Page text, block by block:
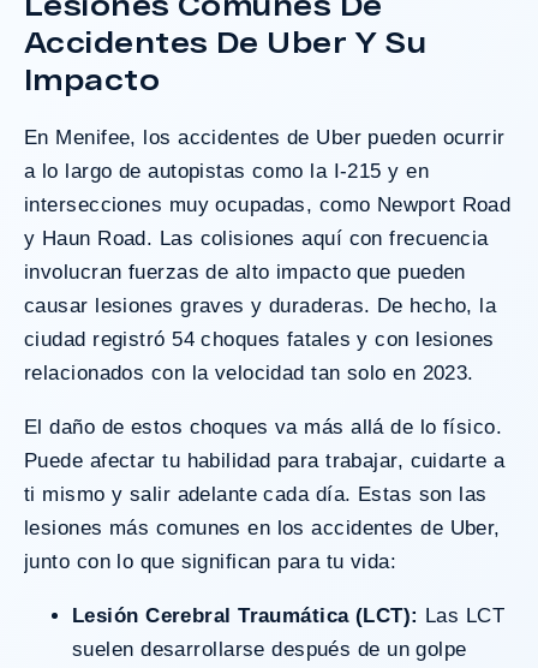
¿Tengo Un Caso?
Accidentes De Uber Y Su
Impacto
En Menifee, los accidentes de Uber pueden ocurrir
a lo largo de autopistas como la I-215 y en
intersecciones muy ocupadas, como Newport Road
y Haun Road. Las colisiones aquí con frecuencia
involucran fuerzas de alto impacto que pueden
causar lesiones graves y duraderas. De hecho, la
ciudad registró 54 choques fatales y con lesiones
relacionados con la velocidad tan solo en 2023.
El daño de estos choques va más allá de lo físico.
Puede afectar tu habilidad para trabajar, cuidarte a
ti mismo y salir adelante cada día. Estas son las
lesiones más comunes en los accidentes de Uber,
junto con lo que significan para tu vida:
Lesión Cerebral Traumática (LCT): Las LCT
suelen desarrollarse después de un golpe